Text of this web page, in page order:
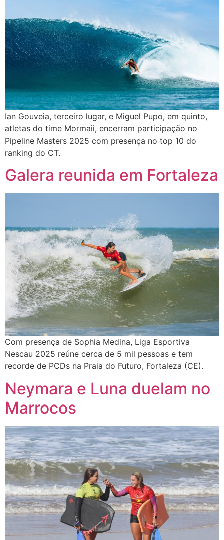
Ian Gouveia, terceiro lugar, e Miguel Pupo, em quinto,
atletas do time Mormaii, encerram participação no
Pipeline Masters 2025 com presença no top 10 do
ranking do CT.
Galera reunida em Fortaleza
Com presença de Sophia Medina, Liga Esportiva
Nescau 2025 reúne cerca de 5 mil pessoas e tem
recorde de PCDs na Praia do Futuro, Fortaleza (CE).
Neymara e Luna duelam no
Marrocos